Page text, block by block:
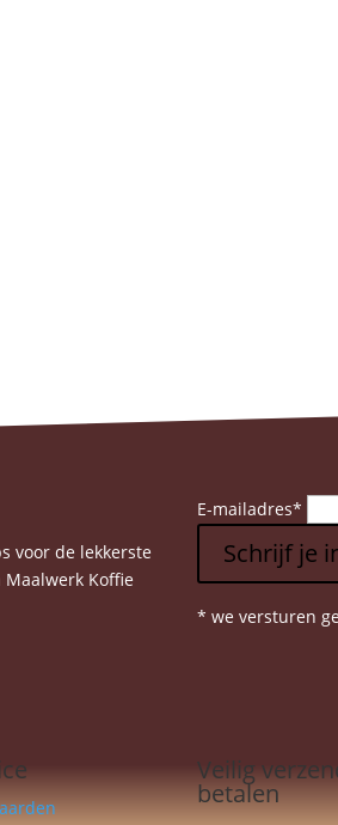
voor de lekkerste
Koffie
E-mailadres*
Schrijf je
* we versturen
Veilig
betalen